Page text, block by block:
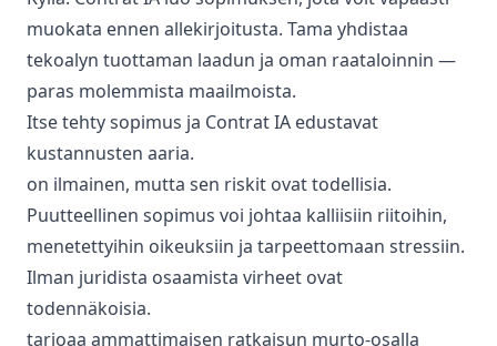
muokata ennen allekirjoitusta. Tama yhdistaa
tekoalyn tuottaman laadun ja oman raataloinnin —
paras molemmista maailmoista.
Itse tehty sopimus ja Contrat IA edustavat
kustannusten aaria.
on ilmainen, mutta sen riskit ovat todellisia.
Puutteellinen sopimus voi johtaa kalliisiin riitoihin,
menetettyihin oikeuksiin ja tarpeettomaan stressiin.
Ilman juridista osaamista virheet ovat
todennäkoisia.
tarjoaa ammattimaisen ratkaisun murto-osalla